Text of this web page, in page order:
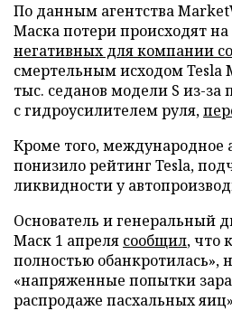
По данным агентства
Маска потери происходят
негативных для компании
смертельным исходом Tesla
тыс. седанов модели S из-за
с гидроусилителем руля,
Кроме того, международное
понизило рейтинг Tesla,
ликвидности у
Основатель и генеральный
Маск 1 апреля сообщил, что
полностью обанкротилась»,
«напряженные попытки
распродаже пасхальных